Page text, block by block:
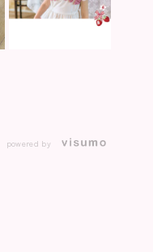
powered by